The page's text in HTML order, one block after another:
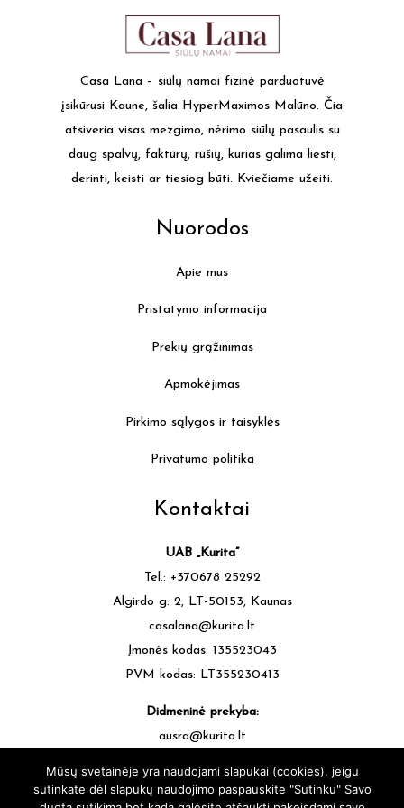
Casa Lana – siūlų namai fizinė parduotuvė
įsikūrusi Kaune, šalia HyperMaximos Malūno. Čia
atsiveria visas mezgimo, nėrimo siūlų pasaulis su
daug spalvų, faktūrų, rūšių, kurias galima liesti,
derinti, keisti ar tiesiog būti. Kviečiame užeiti.
Nuorodos
Apie mus
Pristatymo informacija
Prekių grąžinimas
Apmokėjimas
Pirkimo sąlygos ir taisyklės
Privatumo politika
Kontaktai
UAB „Kurita”
Tel.: +370678 25292
Algirdo g. 2, LT-50153, Kaunas
casalana@kurita.lt
Įmonės kodas: 135523043
PVM kodas: LT355230413
Didmeninė prekyba:
ausra@kurita.lt
Mūsų svetainėje yra naudojami slapukai (cookies), jeigu
sutinkate dėl slapukų naudojimo paspauskite "Sutinku" Savo